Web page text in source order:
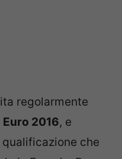
regolarmente
Euro 2016, e
che